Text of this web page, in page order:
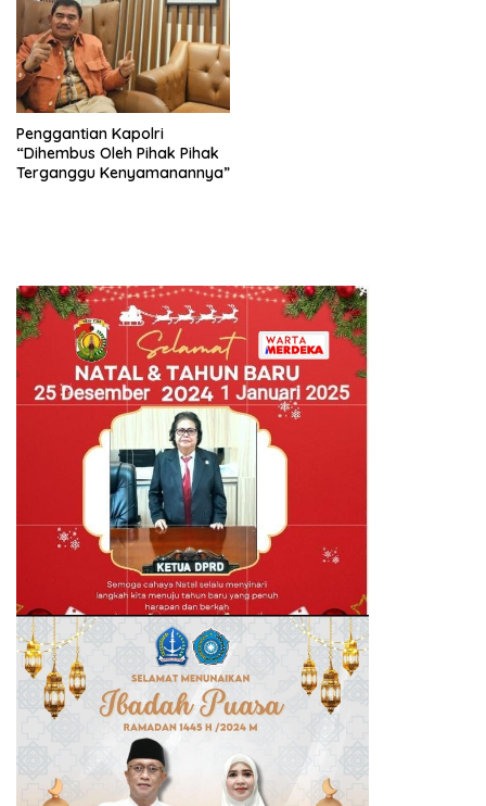
Penggantian Kapolri
“Dihembus Oleh Pihak Pihak
Terganggu Kenyamanannya”